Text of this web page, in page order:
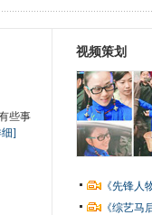
些事
]
视频策划
《先锋
《综艺